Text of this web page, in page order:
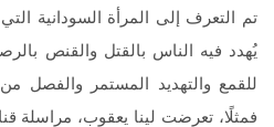
تم التعرف إلى المرأة السودانية
يُهدد فيه الناس بالقتل والقنص
للقمع والتهديد المستمر والفصل
فمثلًا، تعرضت لينا يعقوب، مراسلة